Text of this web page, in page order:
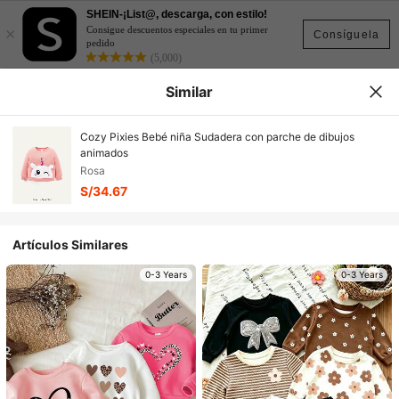
Consíguela
×
SHEIN-¡List@, descarga, con estilo!
Consigue descuentos especiales en tu primer
pedido
(5,000)
Similar
Cozy Pixies Bebé niña Sudadera con parche de dibujos
animados
Rosa
S/34.67
Artículos Similares
0-3 Years 0-3 Years